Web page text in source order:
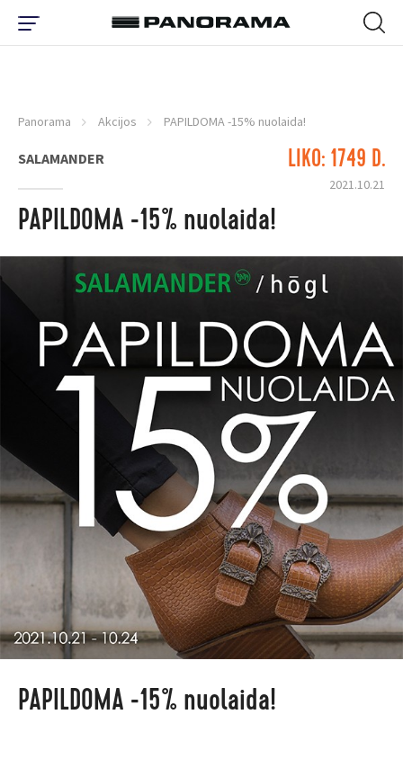
Panorama Akcijos PAPILDOMA -15% nuolaida!
SALAMANDER LIKO: 1749 D.
2021.10.21
PAPILDOMA -15% nuolaida!
PAPILDOMA -15% nuolaida!